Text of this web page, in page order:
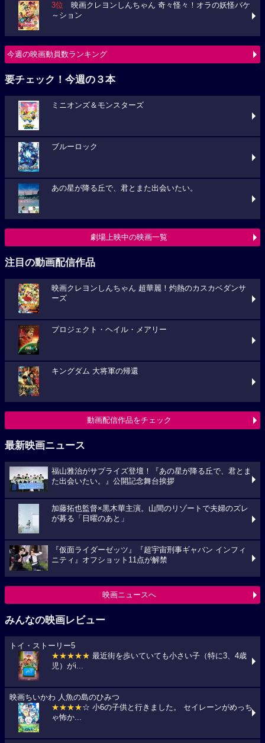
3位 映画クレヨンしんちゃん 奇々怪々！オラの妖怪バケ
～ション
今週の映画動員数ランキング
要チェック！今週の３本
ミニオンズ＆モンスターズ
ブルーロック
あの星が降る丘で、君とまた出会いたい。
劇場上映中の映画一覧
注目の動画配信作品
映画クレヨンしんちゃん 超華麗！灼熱のカスカベダンサ
ーズ
プロジェクト・ヘイル・メアリー
キングダム 大将軍の帰還
動画配信作品をチェック
最新映画ニュース
福山雅治がサプライズ登壇！『あの星が降る丘で、君とま
た出会いたい。』公開記念舞台挨拶
加藤拓也監督×黒木華主演。山間のリゾートで夫婦のズレ
が募る「日曜のあと」
『仮面ライダーゼッツ』『超宇宙刑事ギャバン インフィ
ニティ』オフショット11点が解禁
映画ニュースへ
みんなの映画レビュー
トイ・ストーリー5
★★★★★ 最近街を歩いていても小さい子（特に3、4歳
児）がi...
映画ちいかわ 人魚の島のひみつ
★★★★☆ 小6の子供と行きました。 セイレーンがめっち
ゃ怖か...